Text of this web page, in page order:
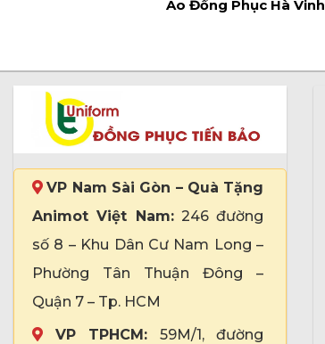
Áo Đồng Phục Hà Vinh
VP Nam Sài Gòn – Quà Tặng
Animot Việt Nam:246 đường
số 8 – Khu Dân Cư Nam Long –
Phường Tân Thuận Đông –
Quận 7 – Tp. HCM
VP TPHCM: 59M/1, đường